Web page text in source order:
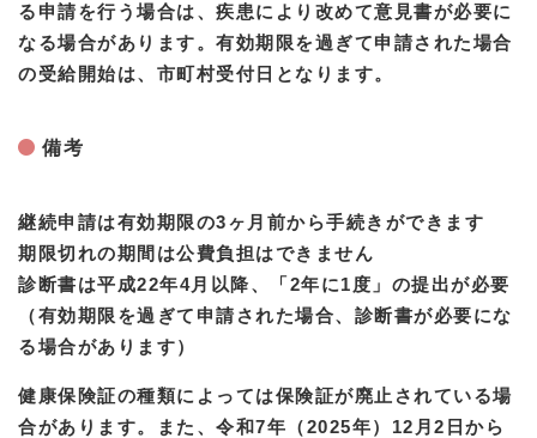
る申請を行う場合は、疾患により改めて意見書が必要に
なる場合があります。有効期限を過ぎて申請された場合
の受給開始は、市町村受付日となります。
備考
継続申請は有効期限の3ヶ月前から手続きができます
期限切れの期間は公費負担はできません
診断書は平成22年4月以降、「2年に1度」の提出が必要
（有効期限を過ぎて申請された場合、診断書が必要にな
る場合があります）
​健康保険証の種類によっては保険証が廃止されている場
合があります。また、令和7年（2025年）12月2日から